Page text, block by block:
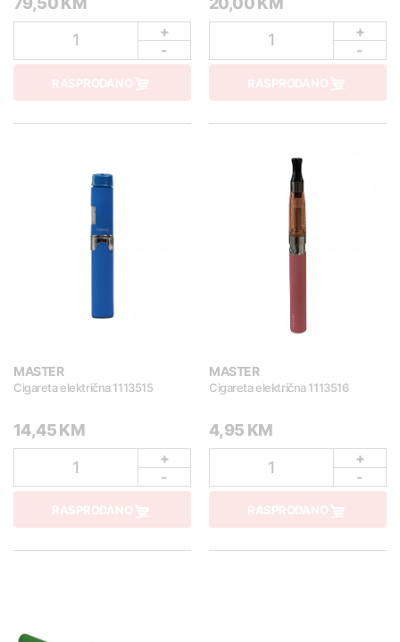
1
+
-
RASPRODANO
1
+
-
RASPRODANO
MASTER
Cigareta električna 1113515
14,45 KM
1
+
-
RASPRODANO
MASTER
Cigareta električna 1113516
4,95 KM
1
+
-
RASPRODANO